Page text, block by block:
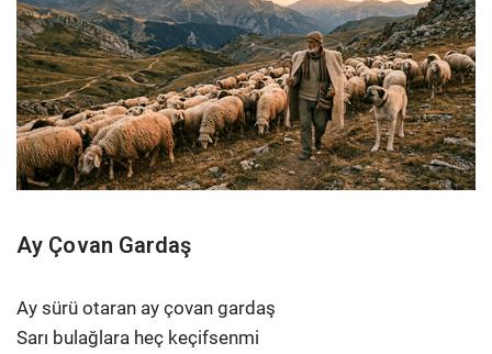
Ay Çovan Gardaş
Ay sürü otaran ay çovan gardaş
Sarı bulağlara heç keçifsenmi